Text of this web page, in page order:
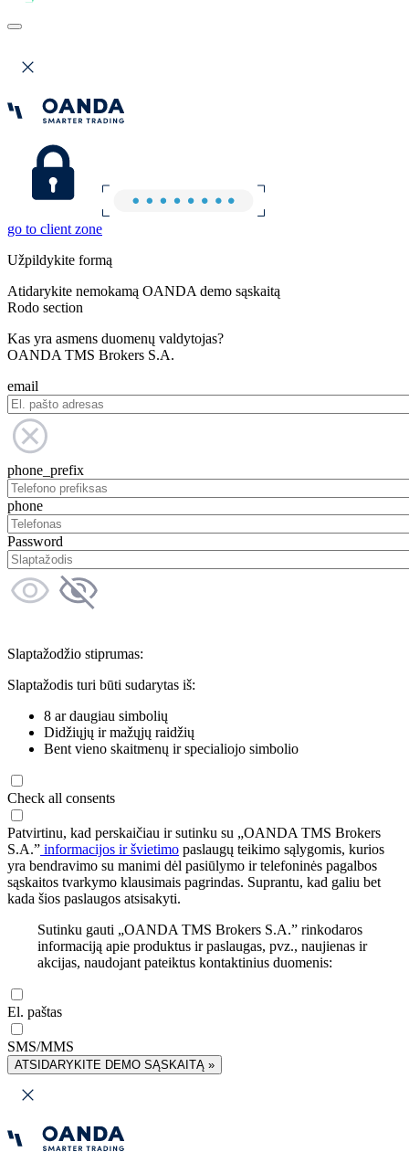
go to client zone
Užpildykite formą
Atidarykite nemokamą OANDA demo sąskaitą
Rodo section
Kas yra asmens duomenų valdytojas?
OANDA TMS Brokers S.A.
email
phone_prefix
phone
Password
Slaptažodžio stiprumas:
Slaptažodis turi būti sudarytas iš:
8 ar daugiau simbolių
Didžiųjų ir mažųjų raidžių
Bent vieno skaitmenų ir specialiojo simbolio
Check all consents
Patvirtinu, kad perskaičiau ir sutinku su „OANDA TMS Brokers
S.A.” informacijos ir švietimo paslaugų teikimo sąlygomis, kurios
yra bendravimo su manimi dėl pasiūlymo ir telefoninės pagalbos
sąskaitos tvarkymo klausimais pagrindas. Suprantu, kad galiu bet
kada šios paslaugos atsisakyti.
Sutinku gauti „OANDA TMS Brokers S.A.” rinkodaros
informaciją apie produktus ir paslaugas, pvz., naujienas ir
akcijas, naudojant pateiktus kontaktinius duomenis:
El. paštas
SMS/MMS
ATSIDARYKITE DEMO SĄSKAITĄ »